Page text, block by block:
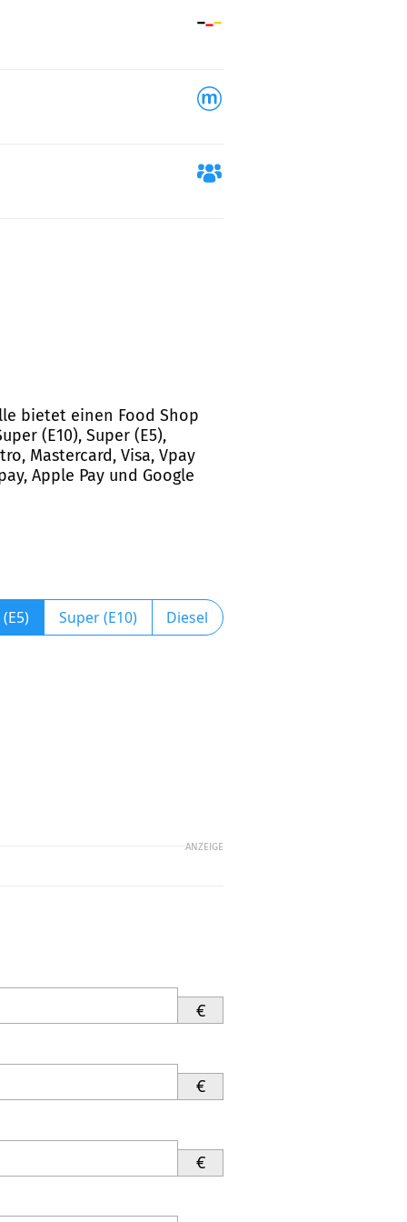
bietet einen Food Shop
(E10), Super (E5),
Mastercard, Visa, Vpay
Apple Pay und Google
Super (E10) Diesel
ANZEIGE
€
€
€